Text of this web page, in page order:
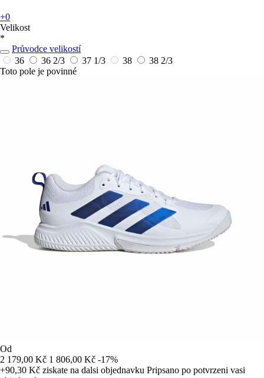
+0
Velikost
*
Průvodce velikostí
36
36 2/3 37 1/3 38
38 2/3
Toto pole je povinné
Od
2 179,00 Kč 1 806,00 Kč -17%
+90,30 Kč ziskate na dalsi objednavku Pripsano po potvrzeni vasi